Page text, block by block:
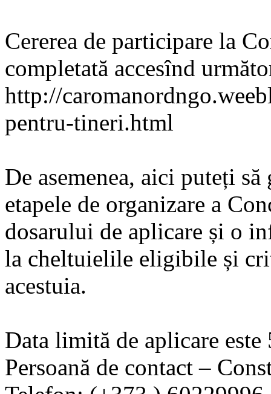
Cererea de participare la
completată accesînd
http://
pentru-tineri.html
De asemenea, aici puteți
etapele de organizare a
dosarului de aplicare și o
la cheltuielile eligibile și
acestuia.
Data limită de aplicare
Persoană de contact –